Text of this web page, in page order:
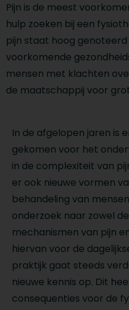
Pijn is de meest
hulp zoeken bij een
pijn staat hoog genoteerd
voorkomende
mensen met klachten
de maatschappij voor
In de afgelopen jaren is
gekomen voor het
in de complexiteit van
er ook nieuwe vormen
behandeling van
onderzoek naar zowel
mechanismen van pijn
hiervan voor de
praktijk gaat steeds
nieuwe kennis op. Dit
consequenties voor de